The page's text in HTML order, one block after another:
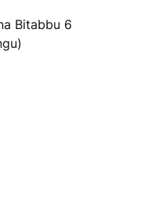
Bitabbu 6